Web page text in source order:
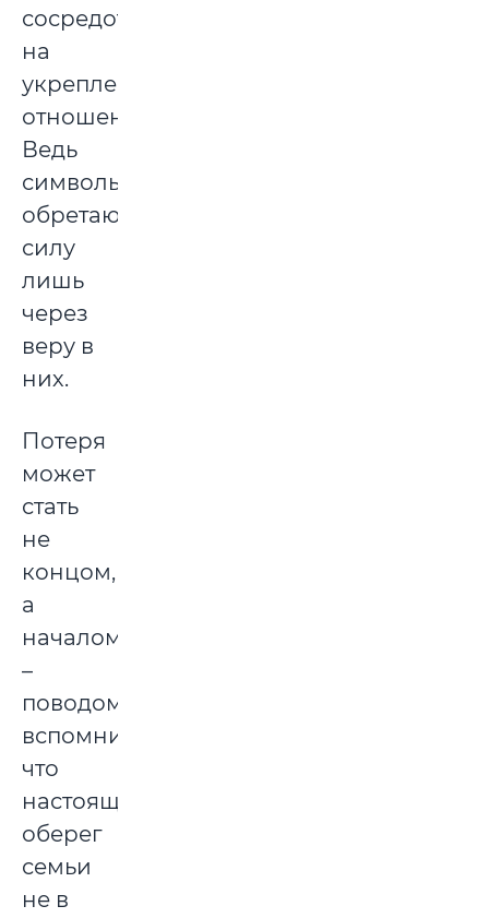
сосредоточиться
на
укреплении
отношений.
Ведь
символы
обретают
силу
лишь
через
веру в
них.
Потеря
может
стать
не
концом,
а
началом
–
поводом
вспомнить,
что
настоящий
оберег
семьи
не в